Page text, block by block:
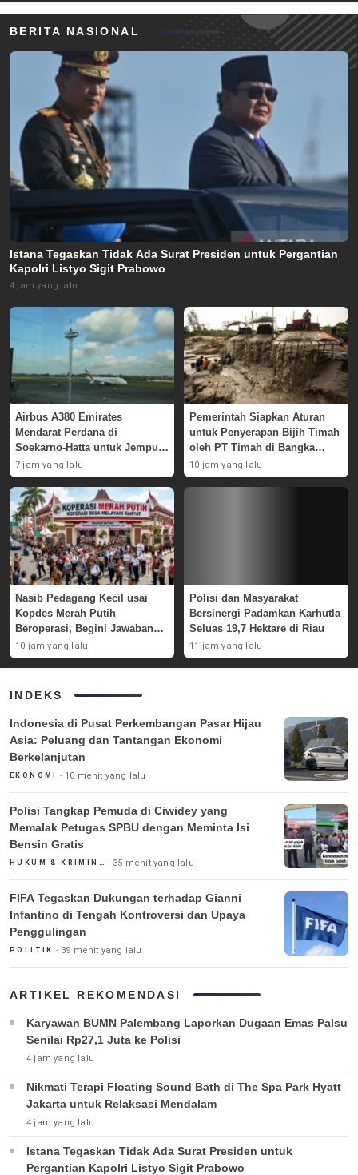
BERITA NASIONAL
Istana Tegaskan Tidak Ada Surat Presiden untuk Pergantian
Kapolri Listyo Sigit Prabowo
4 jam yang lalu
Airbus A380 Emirates
Mendarat Perdana di
Soekarno-Hatta untuk Jemput
Skuad AC Milan
7 jam yang lalu
Pemerintah Siapkan Aturan
untuk Penyerapan Bijih Timah
oleh PT Timah di Bangka
Belitung
10 jam yang lalu
Nasib Pedagang Kecil usai
Kopdes Merah Putih
Beroperasi, Begini Jawaban
Pemerintah
10 jam yang lalu
Polisi dan Masyarakat
Bersinergi Padamkan Karhutla
Seluas 19,7 Hektare di Riau
11 jam yang lalu
INDEKS
Indonesia di Pusat Perkembangan Pasar Hijau
Asia: Peluang dan Tantangan Ekonomi
Berkelanjutan
EKONOMI 10 menit yang lalu
Polisi Tangkap Pemuda di Ciwidey yang
Memalak Petugas SPBU dengan Meminta Isi
Bensin Gratis
35 menit yang lalu
FIFA Tegaskan Dukungan terhadap Gianni
Infantino di Tengah Kontroversi dan Upaya
Penggulingan
POLITIK 39 menit yang lalu
ARTIKEL REKOMENDASI
Karyawan BUMN Palembang Laporkan Dugaan Emas Palsu
Senilai Rp27,1 Juta ke Polisi
4 jam yang lalu
Nikmati Terapi Floating Sound Bath di The Spa Park Hyatt
Jakarta untuk Relaksasi Mendalam
4 jam yang lalu
Istana Tegaskan Tidak Ada Surat Presiden untuk
Pergantian Kapolri Listyo Sigit Prabowo